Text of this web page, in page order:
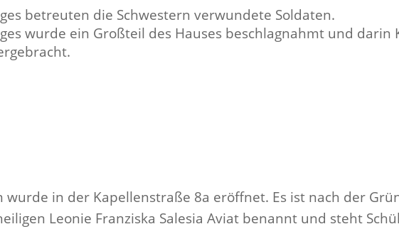
betreuten die Schwestern verwundete Soldaten.
wurde ein Großteil des Hauses beschlagnahmt und darin
wurde in der Kapellenstraße 8a eröffnet. Es ist nach der
Leonie Franziska Salesia Aviat benannt und steht